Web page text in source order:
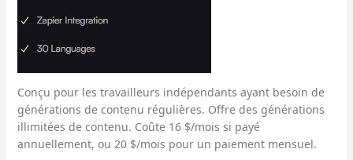
Conçu pour les travailleurs indépendants ayant besoin de
générations de contenu régulières. Offre des générations
illimitées de contenu. Coûte 16 $/mois si payé
annuellement, ou 20 $/mois pour un paiement mensuel.